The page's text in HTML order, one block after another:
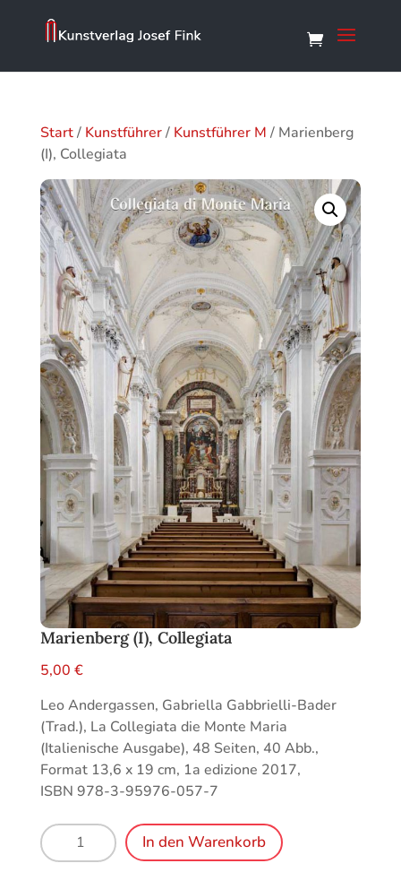
Start/ Kunstführer/ Kunstführer M / Marienberg
(I), Collegiata
Marienberg (I), Collegiata
5,00 €
Leo Andergassen, Gabriella Gabbrielli-Bader
(Trad.), La Collegiata die Monte Maria
(Italienische Ausgabe), 48 Seiten, 40 Abb.,
Format 13,6 x 19 cm, 1a edizione 2017,
ISBN 978-3-95976-057-7
Marienberg
(I),
In den Warenkorb